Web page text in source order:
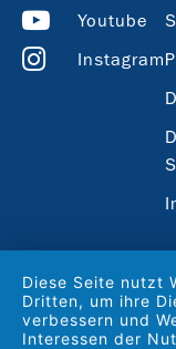
Youtube
Instagram
Diese Seite nutzt
Dritten, um ihre
verbessern und
Interessen der